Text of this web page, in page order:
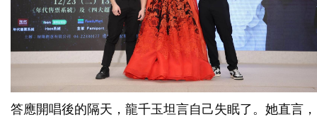
答應開唱後的隔天，龍千玉坦言自己失眠了。她直言，